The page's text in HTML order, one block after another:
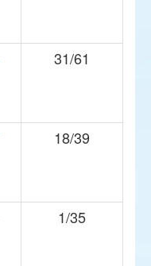
31/61
18/39
1/35